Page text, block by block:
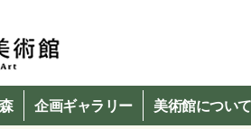
企画ギャラリー 美術館について